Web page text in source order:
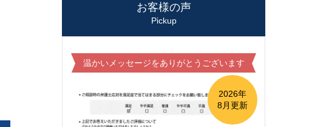
お客様の声
Pickup
温かいメッセージをありがとうございます
2026年
8月更新